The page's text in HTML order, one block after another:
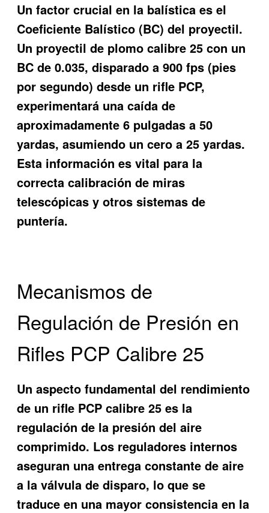
Un factor crucial en la balística es el
Coeficiente Balístico (BC) del proyectil.
Un proyectil de plomo calibre 25 con un
BC de 0.035, disparado a 900 fps (pies
por segundo) desde un rifle PCP,
experimentará una caída de
aproximadamente 6 pulgadas a 50
yardas, asumiendo un cero a 25 yardas.
Esta información es vital para la
correcta calibración de miras
telescópicas y otros sistemas de
puntería.
Mecanismos de
Regulación de Presión en
Rifles PCP Calibre 25
Un aspecto fundamental del rendimiento
de un rifle PCP calibre 25 es la
regulación de la presión del aire
comprimido. Los reguladores internos
aseguran una entrega constante de aire
a la válvula de disparo, lo que se
traduce en una mayor consistencia en la